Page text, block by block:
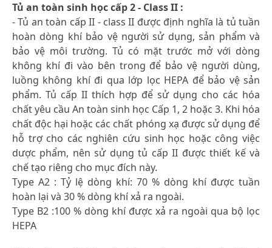
Tủ an toàn sinh học cấp 2 - Class II :
- Tủ an toàn cấp II - class II được định nghĩa là tủ tuần
hoàn dòng khí bảo vệ người sử dụng, sản phẩm và
bảo vệ môi trường. Tủ có mặt trước mở với dòng
không khí đi vào bên trong để bảo vệ người dùng,
luồng không khí đi qua lớp lọc HEPA để bảo vệ sản
phẩm. Tủ cấp II thích hợp để sử dụng cho các hóa
chất yêu cầu An toàn sinh học Cấp 1, 2 hoặc 3. Khi hóa
chất độc hại hoặc các chất phóng xạ được sử dụng để
hỗ trợ cho các nghiên cứu sinh học hoặc công việc
dược phẩm, nên sử dụng tủ cấp II được thiết kế và
chế tạo riêng cho mục đích này.
Type A2 : Tỷ lệ dòng khí: 70 % dòng khí được tuần
hoàn lại và 30 % dòng khí xả ra ngoài.
Type B2 :100 % dòng khí được xả ra ngoài qua bộ lọc
HEPA